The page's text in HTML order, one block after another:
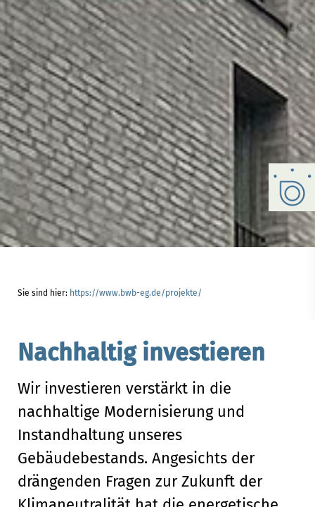
Sie sind hier: https://www.bwb-eg.de/projekte/
Nachhaltig investieren
Wir investieren verstärkt in die
nachhaltige Modernisierung und
Instandhaltung unseres
Gebäudebestands. Angesichts der
drängenden Fragen zur Zukunft der